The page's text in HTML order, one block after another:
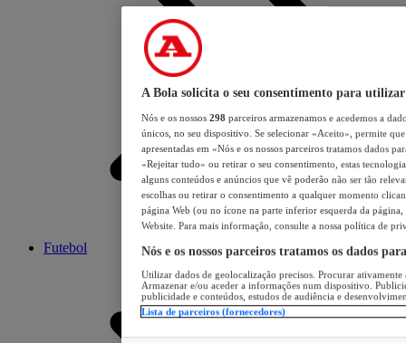
Futebol
A Bola solicita o seu consentimento para utilizar
Nós e os nossos 298 parceiros armazenamos e acedemos a
únicos, no seu dispositivo. Se selecionar «Aceito», permite
apresentadas em «Nós e os nossos parceiros tratamos dados
«Rejeitar tudo» ou retirar o seu consentimento, estas
alguns conteúdos e anúncios que vê poderão não ser tão
escolhas ou retirar o consentimento a qualquer momento
página Web (ou no ícone na parte inferior esquerda da página,
Website. Para mais informação, consulte a nossa política de
Nós e os nossos parceiros tratamos os dados
Utilizar dados de geolocalização precisos. Procurar
Armazenar e/ou aceder a informações num dispositivo.
publicidade e conteúdos, estudos de audiência e
Lista de parceiros (fornecedores)